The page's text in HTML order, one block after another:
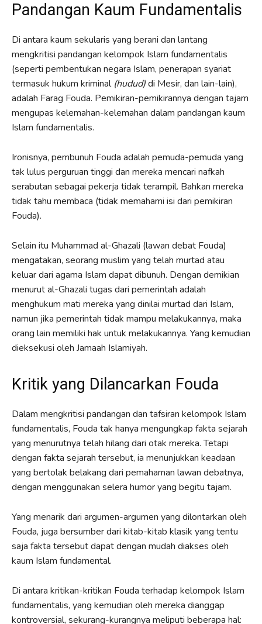
Pandangan Kaum Fundamentalis
Di antara kaum sekularis yang berani dan lantang
mengkritisi pandangan kelompok Islam fundamentalis
(seperti pembentukan negara Islam, penerapan syariat
termasuk hukum kriminal (hudud)di Mesir, dan lain-lain),
adalah Farag Fouda. Pemikiran-pemikirannya dengan tajam
mengupas kelemahan-kelemahan dalam pandangan kaum
Islam fundamentalis.
Ironisnya, pembunuh Fouda adalah pemuda-pemuda yang
tak lulus perguruan tinggi dan mereka mencari nafkah
serabutan sebagai pekerja tidak terampil. Bahkan mereka
tidak tahu membaca (tidak memahami isi dari pemikiran
Fouda).
Selain itu Muhammad al-Ghazali (lawan debat Fouda)
mengatakan, seorang muslim yang telah murtad atau
keluar dari agama Islam dapat dibunuh. Dengan demikian
menurut al-Ghazali tugas dari pemerintah adalah
menghukum mati mereka yang dinilai murtad dari Islam,
namun jika pemerintah tidak mampu melakukannya, maka
orang lain memiliki hak untuk melakukannya. Yang kemudian
dieksekusi oleh Jamaah Islamiyah.
Kritik yang Dilancarkan Fouda
Dalam mengkritisi pandangan dan tafsiran kelompok Islam
fundamentalis, Fouda tak hanya mengungkap fakta sejarah
yang menurutnya telah hilang dari otak mereka. Tetapi
dengan fakta sejarah tersebut, ia menunjukkan keadaan
yang bertolak belakang dari pemahaman lawan debatnya,
dengan menggunakan selera humor yang begitu tajam.
Yang menarik dari argumen-argumen yang dilontarkan oleh
Fouda, juga bersumber dari kitab-kitab klasik yang tentu
saja fakta tersebut dapat dengan mudah diakses oleh
kaum Islam fundamental.
Di antara kritikan-kritikan Fouda terhadap kelompok Islam
fundamentalis, yang kemudian oleh mereka dianggap
kontroversial, sekurang-kurangnya meliputi beberapa hal: